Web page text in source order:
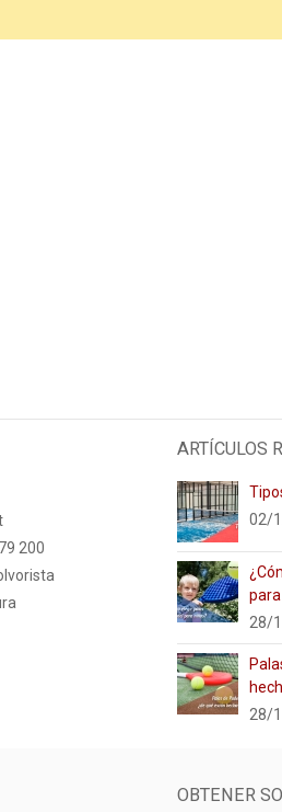
sin preocupaciones.
es importante llevarprendas
200
ARTÍCULOS
02/
28/
28/
OBTENER